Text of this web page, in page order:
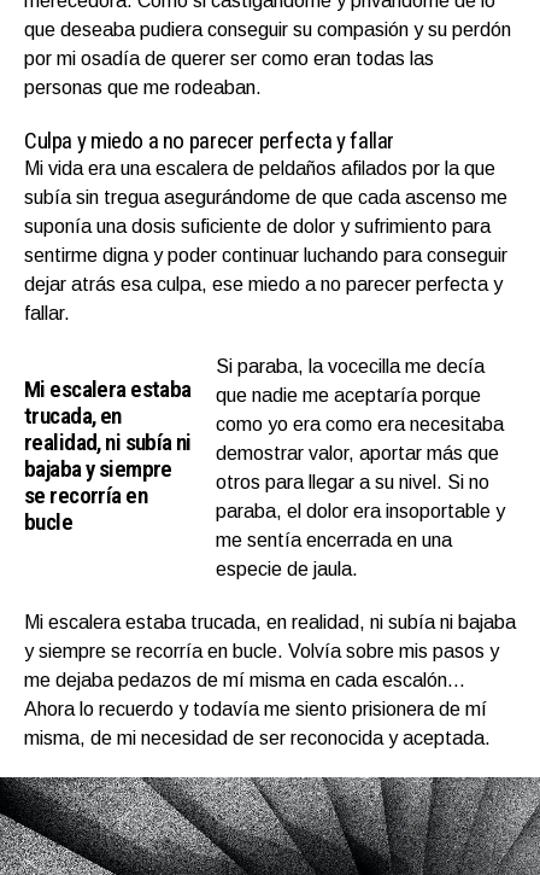
que deseaba pudiera conseguir su compasión y su perdón
por mi osadía de querer ser como eran todas las
personas que me rodeaban.
Culpa y miedo a no parecer perfecta y fallar
Mi vida era una escalera de peldaños afilados por la que
subía sin tregua asegurándome de que cada ascenso me
suponía una dosis suficiente de dolor y sufrimiento para
sentirme digna y poder continuar luchando para conseguir
dejar atrás esa culpa, ese miedo a no parecer perfecta y
fallar.
Mi escalera estaba
trucada, en
realidad, ni subía ni
bajaba y siempre
se recorría en
bucle
Si paraba, la vocecilla me decía
que nadie me aceptaría porque
como yo era como era necesitaba
demostrar valor, aportar más que
otros para llegar a su nivel. Si no
paraba, el dolor era insoportable y
me sentía encerrada en una
especie de jaula.
Mi escalera estaba trucada, en realidad, ni subía ni bajaba
y siempre se recorría en bucle. Volvía sobre mis pasos y
me dejaba pedazos de mí misma en cada escalón…
Ahora lo recuerdo y todavía me siento prisionera de mí
misma, de mi necesidad de ser reconocida y aceptada.